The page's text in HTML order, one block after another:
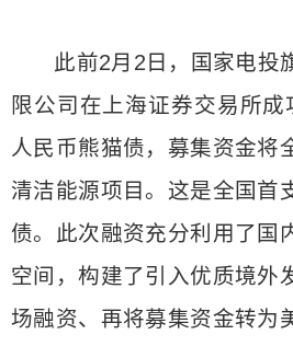
此前2月2日，国家电投
限公司在上海证券交易所
人民币熊猫债，募集资金将
清洁能源项目。这是全国首
债。此次融资充分利用了国
空间，构建了引入优质境外
场融资、再将募集资金转为